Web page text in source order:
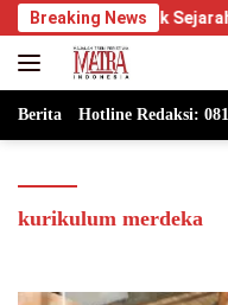
Langsung
ke
konten
Breaking News
Jejak Sejarah IPDN
Berita Hotline Redaksi:
kurikulum merdeka